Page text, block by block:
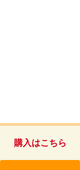
購入はこちら